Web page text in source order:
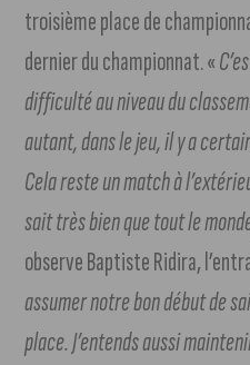
troisième place de
dernier du championnat. «
difficulté au niveau du
autant, dans le jeu, il y a
Cela reste un match à
sait très bien que tout le
observe Baptiste Ridira,
assumer notre bon début de
place. J’entends aussi